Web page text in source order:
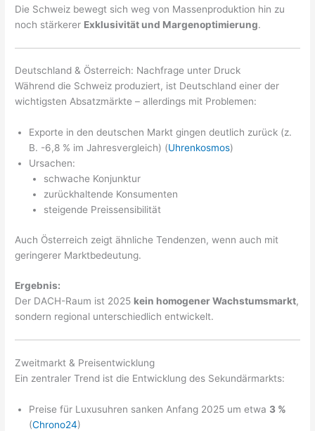
Die Schweiz bewegt sich weg von Massenproduktion hin zu
noch stärkerer Exklusivität und Margenoptimierung.
Deutschland & Österreich: Nachfrage unter Druck
Während die Schweiz produziert, ist Deutschland einer der
wichtigsten Absatzmärkte – allerdings mit Problemen:
Exporte in den deutschen Markt gingen deutlich zurück (z.
B. -6,8 % im Jahresvergleich) (Uhrenkosmos)
Ursachen:
schwache Konjunktur
zurückhaltende Konsumenten
steigende Preissensibilität
Auch Österreich zeigt ähnliche Tendenzen, wenn auch mit
geringerer Marktbedeutung.
Ergebnis:
Der DACH-Raum ist 2025 kein homogener Wachstumsmarkt,
sondern regional unterschiedlich entwickelt.
Zweitmarkt & Preisentwicklung
Ein zentraler Trend ist die Entwicklung des Sekundärmarkts:
Preise für Luxusuhren sanken Anfang 2025 um etwa 3 %
(Chrono24)